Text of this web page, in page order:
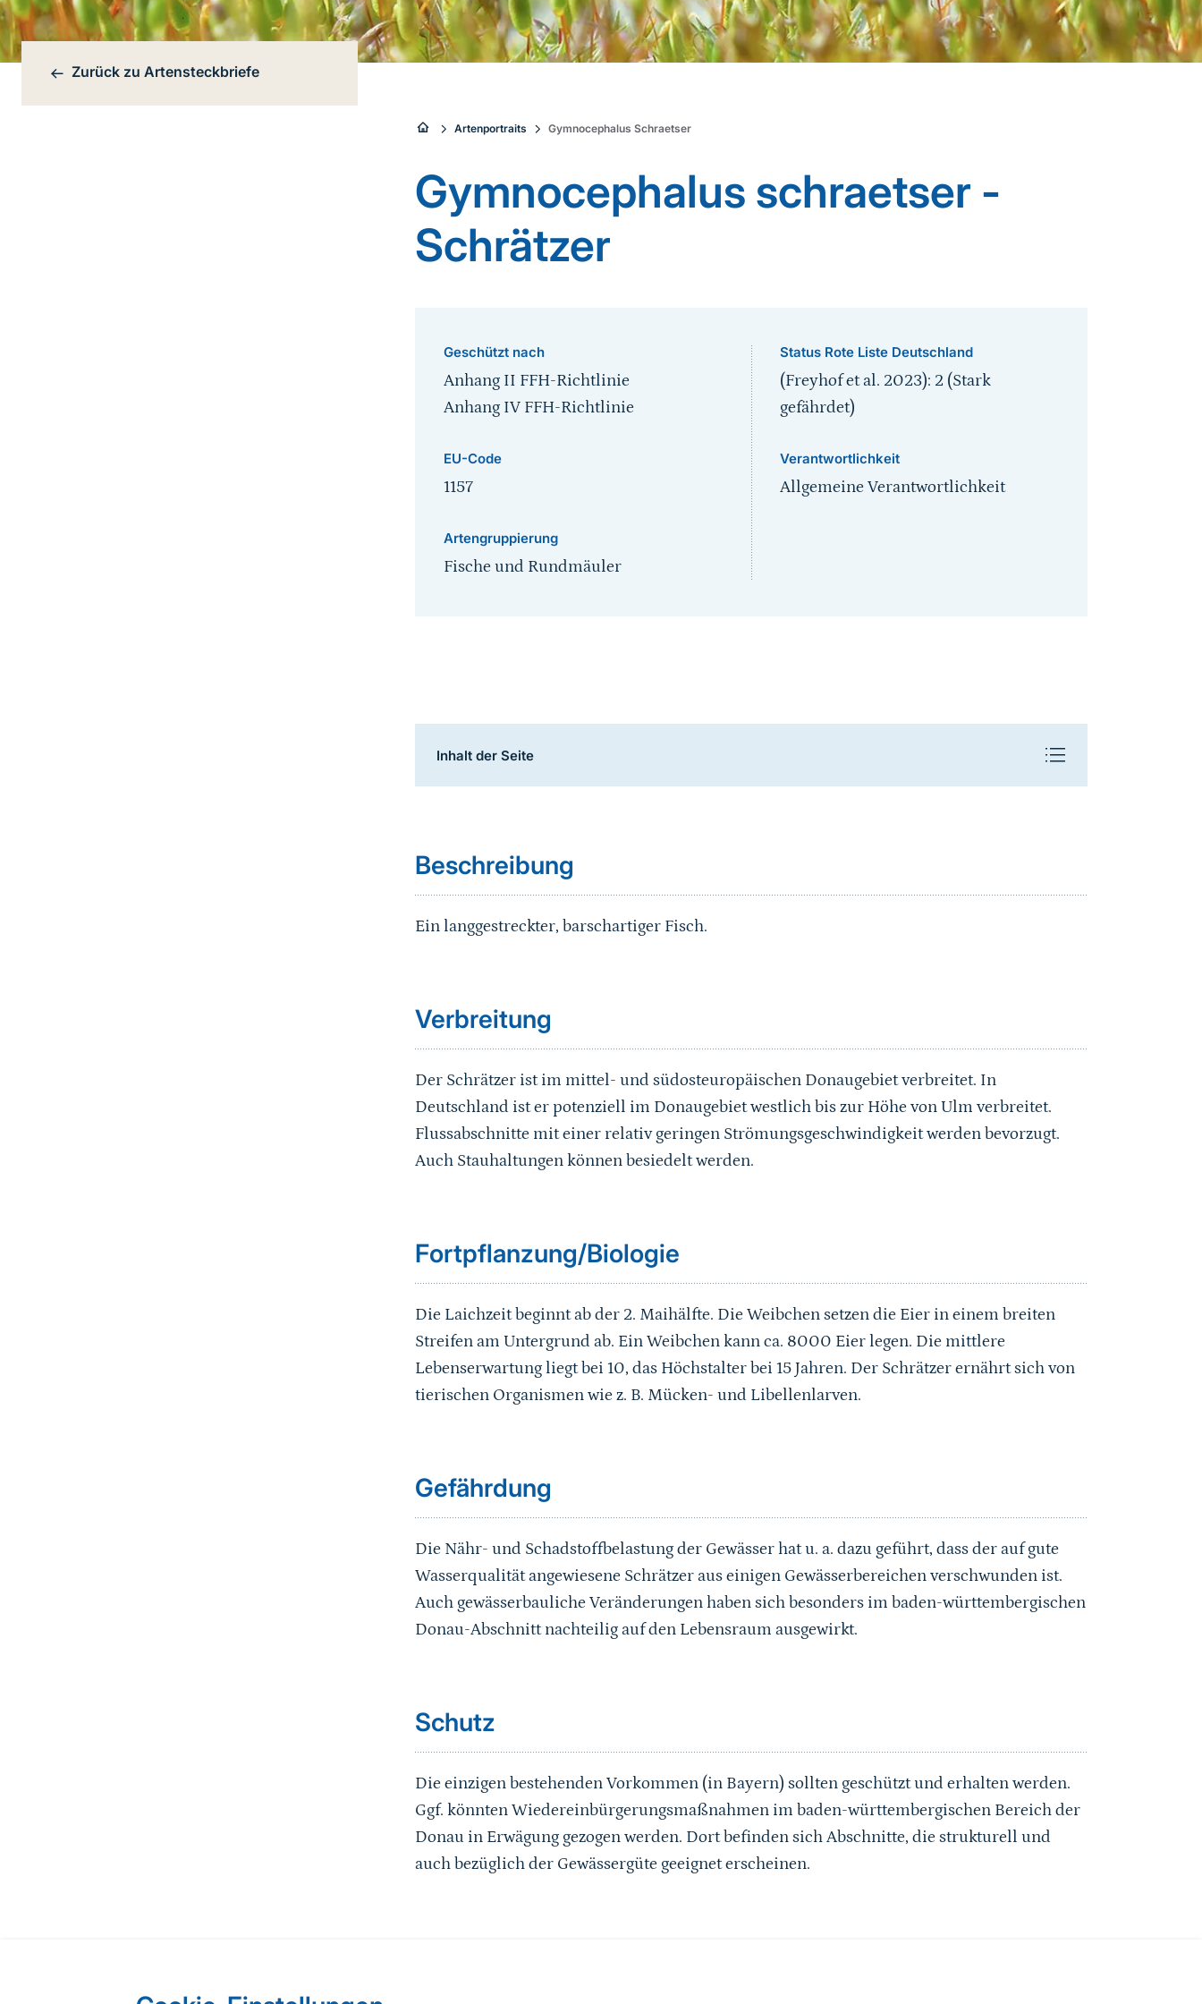
Bereichsnavigation
Zurück zu Artensteckbriefe
Sie
sind
hier:
Artenportraits Gymnocephalus Schraetser
Gymnocephalus schraetser -
Schrätzer
Geschützt nach
Anhang II FFH-Richtlinie
Anhang IV FFH-Richtlinie
EU-Code
1157
Artengruppierung
Fische und Rundmäuler
Status Rote Liste Deutschland
(Freyhof et al. 2023): 2 (Stark
gefährdet)
Verantwortlichkeit
Allgemeine Verantwortlichkeit
Inhalt der Seite
Verbreitung
Fortpflanzung/Biologie
Gefährdung
Literaturhinweise
Beschreibung
Ein langgestreckter, barschartiger Fisch.
Verbreitung
Der Schrätzer ist im mittel- und südosteuropäischen Donaugebiet verbreitet. In
Deutschland ist er potenziell im Donaugebiet westlich bis zur Höhe von Ulm verbreitet.
Flussabschnitte mit einer relativ geringen Strömungsgeschwindigkeit werden bevorzugt.
Auch Stauhaltungen können besiedelt werden.
Fortpflanzung/Biologie
Die Laichzeit beginnt ab der 2. Maihälfte. Die Weibchen setzen die Eier in einem breiten
Streifen am Untergrund ab. Ein Weibchen kann ca. 8000 Eier legen. Die mittlere
Lebenserwartung liegt bei 10, das Höchstalter bei 15 Jahren. Der Schrätzer ernährt sich von
tierischen Organismen wie z. B. Mücken- und Libellenlarven.
Gefährdung
Die Nähr- und Schadstoffbelastung der Gewässer hat u. a. dazu geführt, dass der auf gute
Wasserqualität angewiesene Schrätzer aus einigen Gewässerbereichen verschwunden ist.
Auch gewässerbauliche Veränderungen haben sich besonders im baden-württembergischen
Donau-Abschnitt nachteilig auf den Lebensraum ausgewirkt.
Schutz
Die einzigen bestehenden Vorkommen (in Bayern) sollten geschützt und erhalten werden.
Ggf. könnten Wiedereinbürgerungsmaßnahmen im baden-württembergischen Bereich der
Donau in Erwägung gezogen werden. Dort befinden sich Abschnitte, die strukturell und
auch bezüglich der Gewässergüte geeignet erscheinen.